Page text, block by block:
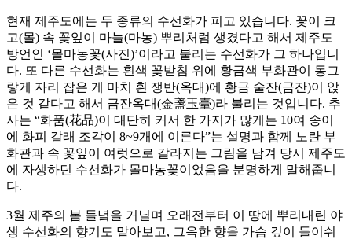
현재 제주도에는 두 종류의 수선화가 피고 있습니다. 꽃이 크
고(몰) 속 꽃잎이 마늘(마농) 뿌리처럼 생겼다고 해서 제주도
방언인 ‘몰마농꽃(사진)’이라고 불리는 수선화가 그 하나입니
다. 또 다른 수선화는 흰색 꽃받침 위에 황금색 부화관이 동그
랗게 자리 잡은 게 마치 흰 쟁반(옥대)에 황금 술잔(금잔)이 앉
은 것 같다고 해서 금잔옥대(金盞玉臺)라 불리는 것입니다. 추
사는 “화품(花品)이 대단히 커서 한 가지가 많게는 10여 송이
에 화피 갈래 조각이 8~9개에 이른다”는 설명과 함께 노란 부
화관과 속 꽃잎이 여럿으로 갈라지는 그림을 남겨 당시 제주도
에 자생하던 수선화가 몰마농꽃이었음을 분명하게 말해줍니
다.
3월 제주의 봄 들녘을 거닐며 오래전부터 이 땅에 뿌리내린 야
생 수선화의 향기도 맡아보고, 그윽한 향을 가슴 깊이 들이쉬